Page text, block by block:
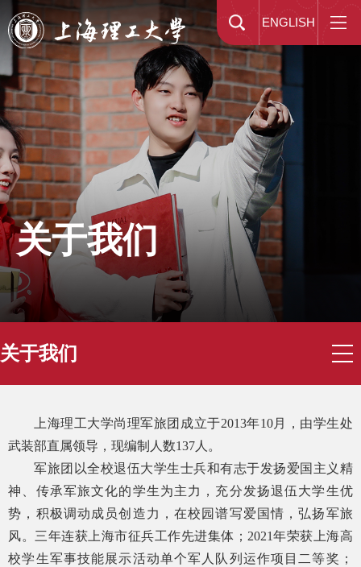
ENGLISH
关于我们
关于我们
上海理工大学尚理军旅团成立于2013年10月，由学生处
武装部直属领导，现编制人数137 人。
军旅团以全校退伍大学生士兵和有志于发扬爱国主义精
神、传承军旅文化的学生为主力，充分发扬退伍大学生优
势，积极调动成员创造力，在校园谱写爱国情，弘扬军旅
风。三年连获上海市征兵工作先进集体； 2021年荣获上海高
校学生军事技能展示活动单个军人队列运作项目二等奖；